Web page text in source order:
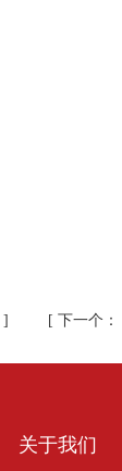
] [ 下一个：
关于我们